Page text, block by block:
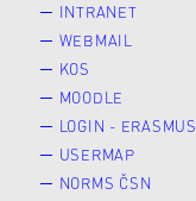
INTRANET
WEBMAIL
KOS
MOODLE
LOGIN - ERASMUS
USERMAP
NORMS ČSN